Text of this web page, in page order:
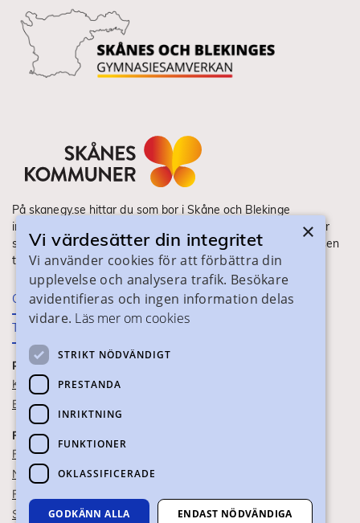
På skanegy.se hittar du som bor i Skåne och Blekinge
information om ditt gymnasieval. Här ser du vilka utbildningar
som finns och hur ansökan och antagning går till. Webbplatsen
tillhandahålls av Skånes Kommuner.
Om webbplatsen
Tillgänglighet
PRAKTISK INFORMATION
Kontaktuppgifter
Blanketter
FÖR SKOLPERSONAL
För SYV
Nationella studievägskoder
För gymnasieskolor
Skolportalen
×
Vi värdesätter din integritet
Vi använder cookies för att förbättra din
upplevelse och analysera trafik. Besökare
avidentifieras och ingen information delas
vidare. Läs mer om cookies
STRIKT NÖDVÄNDIGT
PRESTANDA
INRIKTNING
FUNKTIONER
OKLASSIFICERADE
GODKÄNN ALLA ENDAST NÖDVÄNDIGA